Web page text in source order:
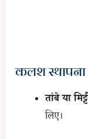
कलश स्थापना
तांबे या
लिए।